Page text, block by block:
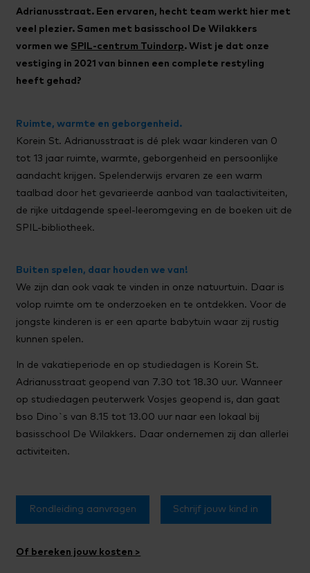
Adrianusstraat. Een ervaren, hecht team werkt hier met
veel plezier. Samen met basisschool De Wilakkers
vormen we SPIL-centrum Tuindorp. Wist je dat onze
vestiging in 2021 van binnen een complete restyling
heeft gehad?
Ruimte, warmte en geborgenheid.
Korein St. Adrianusstraat is dé plek waar kinderen van 0
tot 13 jaar ruimte, warmte, geborgenheid en persoonlijke
aandacht krijgen. Spelenderwijs ervaren ze een warm
taalbad door het gevarieerde aanbod van taalactiviteiten,
de rijke uitdagende speel-leeromgeving en de boeken uit de
SPIL-bibliotheek.
Buiten spelen, daar houden we van!
We zijn dan ook vaak te vinden in onze natuurtuin. Daar is
volop ruimte om te onderzoeken en te ontdekken. Voor de
jongste kinderen is er een aparte babytuin waar zij rustig
kunnen spelen.
In de vakatieperiode en op studiedagen is Korein St.
Adrianusstraat geopend van 7.30 tot 18.30 uur. Wanneer
op studiedagen peuterwerk Vosjes geopend is, dan gaat
bso Dino`s van 8.15 tot 13.00 uur naar een lokaal bij
basisschool De Wilakkers. Daar ondernemen zij dan allerlei
activiteiten.
Rondleiding aanvragen Schrijf jouw kind in
Of bereken jouw kosten >